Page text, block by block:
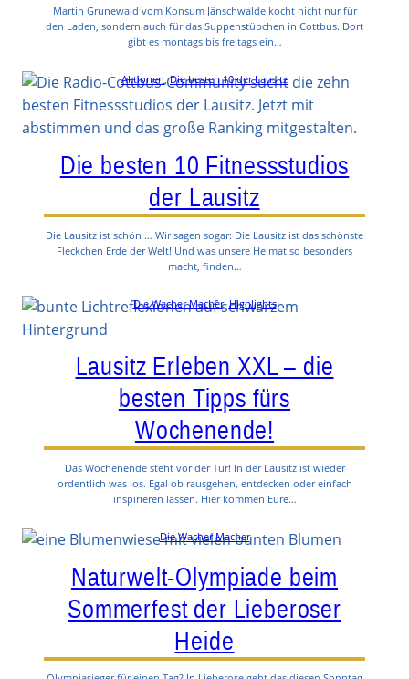
Martin Grunewald vom Konsum Jänschwalde kocht nicht nur für
den Laden, sondern auch für das Suppenstübchen in Cottbus. Dort
gibt es montags bis freitags ein…
Aktionen, Die besten 10 der Lausitz
Die besten 10 Fitnessstudios
der Lausitz
Die Lausitz ist schön … Wir sagen sogar: Die Lausitz ist das schönste
Fleckchen Erde der Welt! Und was unsere Heimat so besonders
macht, finden…
Die Wacher Macher, Highlights
Lausitz Erleben XXL – die
besten Tipps fürs
Wochenende!
Das Wochenende steht vor der Tür! In der Lausitz ist wieder
ordentlich was los. Egal ob rausgehen, entdecken oder einfach
inspirieren lassen. Hier kommen Eure…
Die Wacher Macher
Naturwelt-Olympiade beim
Sommerfest der Lieberoser
Heide